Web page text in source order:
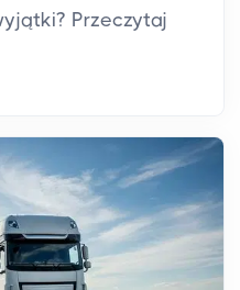
Przeczytaj